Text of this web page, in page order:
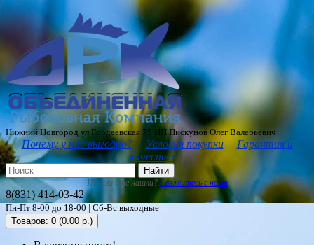
Нижний Новгород ул Гордеевская 75 ИП Пискунов Олег Валерьевич
Почему у нас выгодно? Условия покупки
Гарантия и
качество
Найти
Искали и не нашли? Свяжитесь с нами
8(831) 414-03-42
Пн-Пт 8-00 до 18-00 | Сб-Вс выходные
Товаров: 0 (0.00 р.)